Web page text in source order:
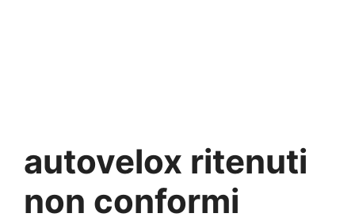
autovelox ritenuti
non conformi